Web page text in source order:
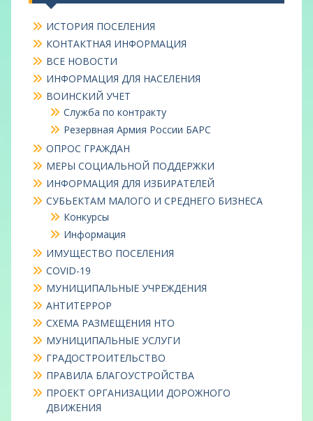
ИСТОРИЯ ПОСЕЛЕНИЯ
КОНТАКТНАЯ ИНФОРМАЦИЯ
ВСЕ НОВОСТИ
ИНФОРМАЦИЯ ДЛЯ НАСЕЛЕНИЯ
ВОИНСКИЙ УЧЕТ
Служба по контракту
Резервная Армия России БАРС
ОПРОС ГРАЖДАН
МЕРЫ СОЦИАЛЬНОЙ ПОДДЕРЖКИ
ИНФОРМАЦИЯ ДЛЯ ИЗБИРАТЕЛЕЙ
СУБЬЕКТАМ МАЛОГО И СРЕДНЕГО БИЗНЕСА
Конкурсы
Информация
ИМУЩЕСТВО ПОСЕЛЕНИЯ
COVID-19
МУНИЦИПАЛЬНЫЕ УЧРЕЖДЕНИЯ
АНТИТЕРРОР
СХЕМА РАЗМЕЩЕНИЯ НТО
МУНИЦИПАЛЬНЫЕ УСЛУГИ
ГРАДОСТРОИТЕЛЬСТВО
ПРАВИЛА БЛАГОУСТРОЙСТВА
ПРОЕКТ ОРГАНИЗАЦИИ ДОРОЖНОГО
ДВИЖЕНИЯ